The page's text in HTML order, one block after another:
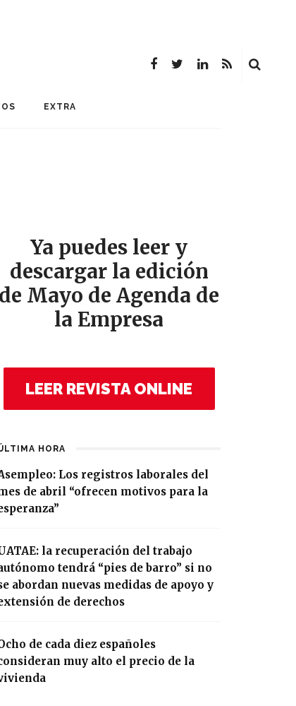
EXTRA
Ya puedes leer y
descargar la edición
de Mayo de Agenda de
la Empresa
LEER REVISTA ONLINE
HORA
Los registros laborales del
de abril “ofrecen motivos para la
la recuperación del trabajo
tendrá “pies de barro” si no
abordan nuevas medidas de apoyo y
de derechos
de cada diez españoles
muy alto el precio de la